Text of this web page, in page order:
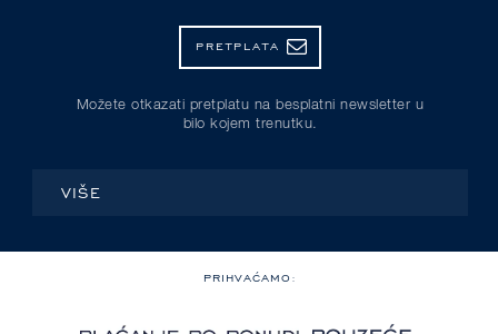
PRETPLATA
Možete otkazati pretplatu na besplatni newsletter u
bilo kojem trenutku.
VIŠE
PRIHVAĆAMO: